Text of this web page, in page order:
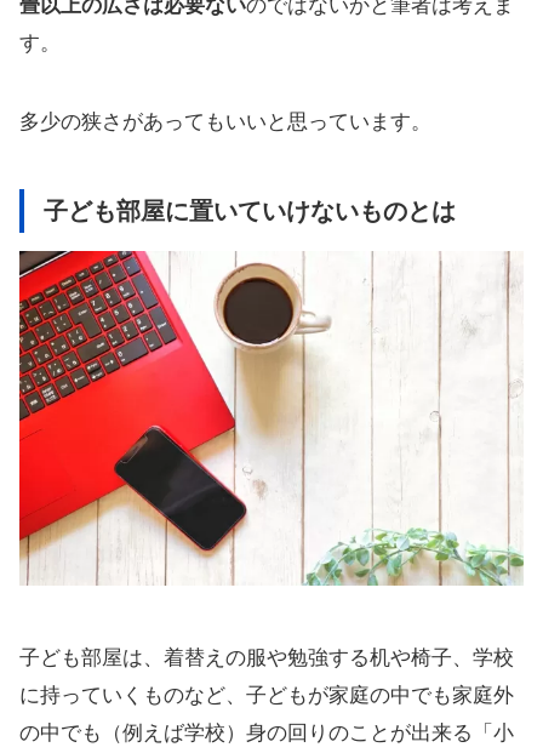
畳以上の広さは必要ないのではないかと筆者は考えま
す。
多少の狭さがあってもいいと思っています。
子ども部屋に置いていけないものとは
子ども部屋は、着替えの服や勉強する机や椅子、学校
に持っていくものなど、子どもが家庭の中でも家庭外
の中でも（例えば学校）身の回りのことが出来る「小